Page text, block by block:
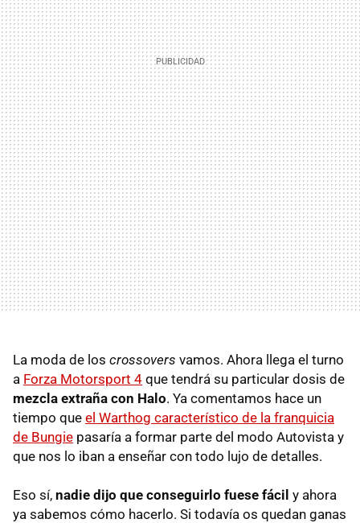
La moda de los crossovers vamos. Ahora llega el turno
a Forza Motorsport 4 que tendrá su particular dosis de
mezcla extraña con Halo. Ya comentamos hace un
tiempo que el Warthog característico de la franquicia
de Bungie pasaría a formar parte del modo Autovista y
que nos lo iban a enseñar con todo lujo de detalles.
Eso sí, nadie dijo que conseguirlo fuese fácil y ahora
ya sabemos cómo hacerlo. Si todavía os quedan ganas